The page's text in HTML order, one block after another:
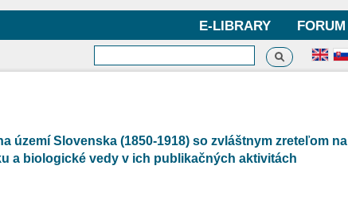
FORUM
E-LIBRARY
Search form
Search
území Slovenska (1850-1918) so zvláštnym zreteľom na
a biologické vedy v ich publikačných aktivitách